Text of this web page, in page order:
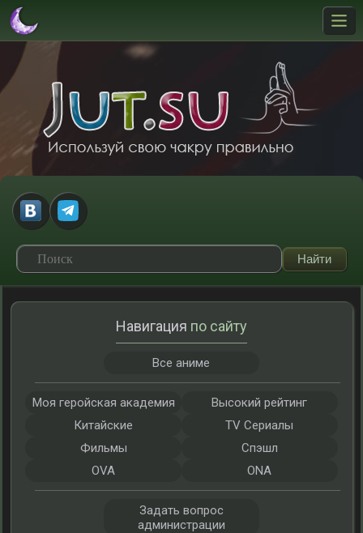
Навигация по сайту
Все аниме
Моя геройская академия
Высокий рейтинг
Китайские
TV Сериалы
Фильмы
Спэшл
OVA
ONA
Задать вопрос
администрации